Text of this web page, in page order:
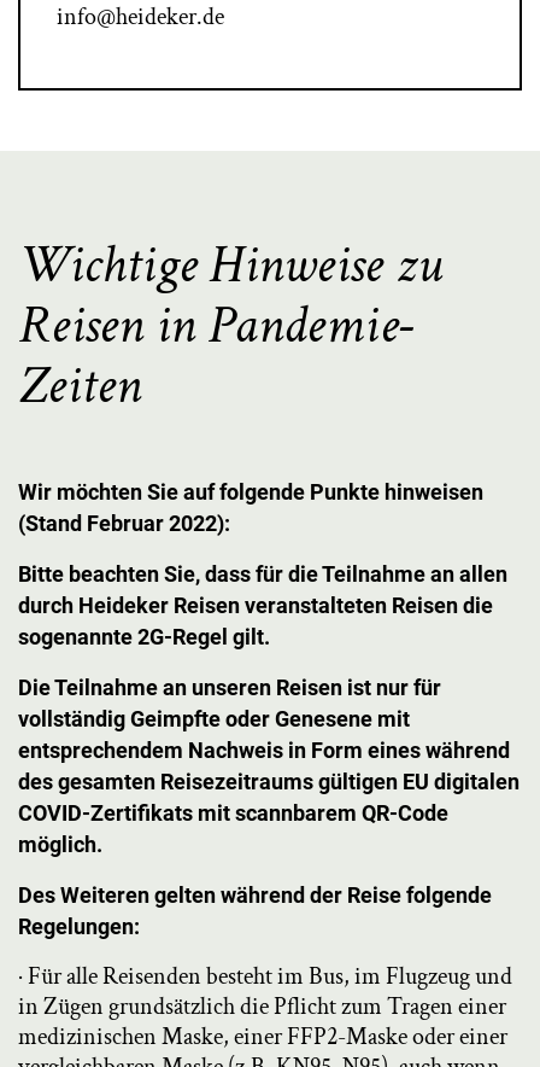
info@heideker.de
Wichtige Hinweise zu
Reisen in Pandemie-
Zeiten
Wir möchten Sie auf folgende Punkte hinweisen
(Stand Februar 2022):
Bitte beachten Sie, dass für die Teilnahme an allen
durch Heideker Reisen veranstalteten Reisen die
sogenannte 2G-Regel gilt.
Die Teilnahme an unseren Reisen ist nur für
vollständig Geimpfte oder Genesene mit
entsprechendem Nachweis in Form eines während
des gesamten Reisezeitraums gültigen EU digitalen
COVID-Zertifikats mit scannbarem QR-Code
möglich.
Des Weiteren gelten während der Reise folgende
Regelungen:
· Für alle Reisenden besteht im Bus, im Flugzeug und
in Zügen grundsätzlich die Pflicht zum Tragen einer
medizinischen Maske, einer FFP2-Maske oder einer